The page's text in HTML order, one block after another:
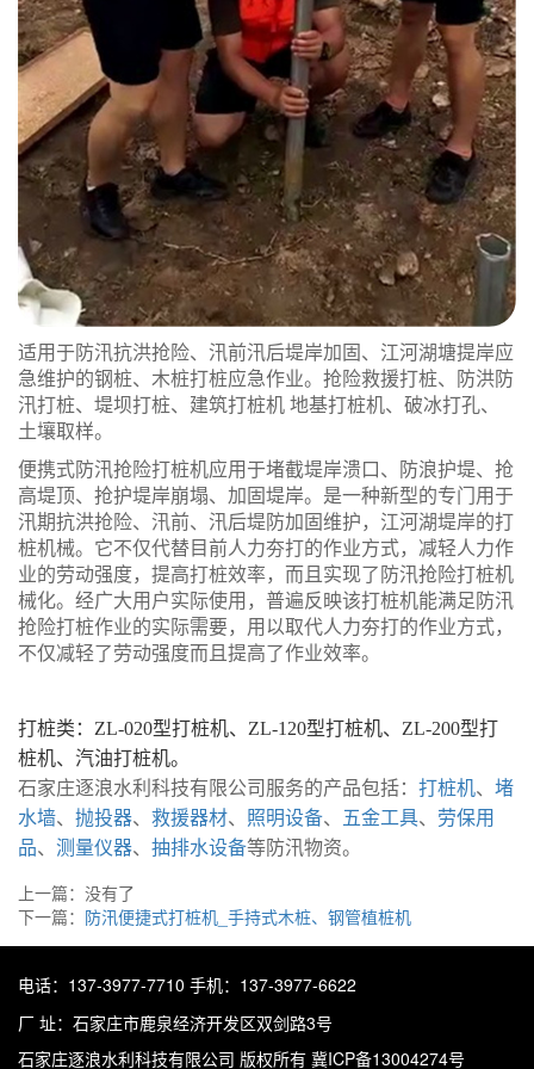
适用于防汛抗洪抢险、汛前汛后堤岸加固、江河湖塘提岸应
急维护的钢桩、木桩打桩应急作业。抢险救援打桩、防洪防
汛打桩、堤坝打桩、建筑打桩机 地基打桩机、破冰打孔、
土壤取样。
便携式防汛抢险打桩机应用于堵截堤岸溃口、防浪护堤、抢
高堤顶、抢护堤岸崩塌、加固堤岸。是一种新型的专门用于
汛期抗洪抢险、汛前、汛后堤防加固维护，江河湖堤岸的打
桩机械。它不仅代替目前人力夯打的作业方式，减轻人力作
业的劳动强度，提高打桩效率，而且实现了防汛抢险打桩机
械化。经广大用户实际使用，普遍反映该打桩机能满足防汛
抢险打桩作业的实际需要，用以取代人力夯打的作业方式，
不仅减轻了劳动强度而且提高了作业效率。
打桩类： ZL-020型打桩机、ZL-120型打桩机、ZL-200型打
桩机、汽油打桩机。
石家庄逐浪水利科技有限公司服务的产品包括： 打桩机、 堵
水墙、 抛投器、 救援器材、 照明设备、 五金工具、 劳保用
品、 测量仪器、 抽排水设备等防汛物资。
上一篇：没有了
下一篇： 防汛便捷式打桩机_手持式木桩、钢管植桩机
电话：137-3977-7710 手机：137-3977-6622
厂 址：石家庄市鹿泉经济开发区双剑路3号
石家庄逐浪水利科技有限公司 版权所有 冀ICP备13004274号